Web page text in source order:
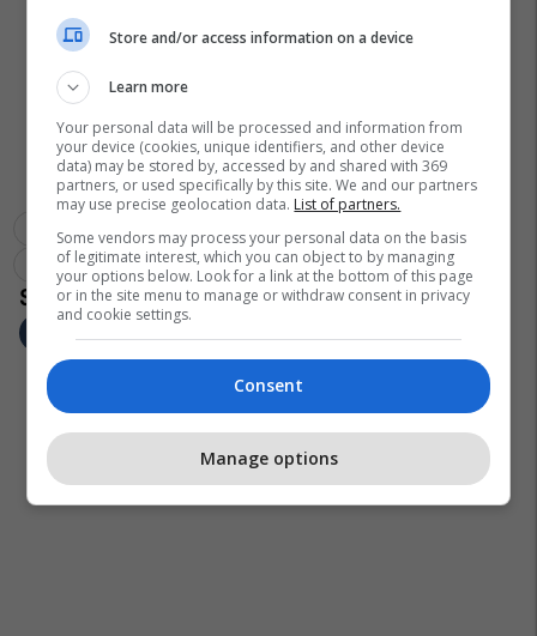
Aleanca Për Shqiptarët
Aleanca Për Shqiptarët - Ash
Ziadin Sela
Store and/or access information on a device
Learn more
Your personal data will be processed and information from
your device (cookies, unique identifiers, and other device
data) may be stored by, accessed by and shared with 369
partners, or used specifically by this site. We and our partners
may use precise geolocation data. List of partners.
Some vendors may process your personal data on the basis
of legitimate interest, which you can object to by managing
your options below. Look for a link at the bottom of this page
or in the site menu to manage or withdraw consent in privacy
and cookie settings.
Consent
Manage options